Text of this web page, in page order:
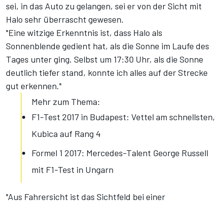
sei, in das Auto zu gelangen, sei er von der Sicht mit
Halo sehr überrascht gewesen.
"Eine witzige Erkenntnis ist, dass Halo als
Sonnenblende gedient hat, als die Sonne im Laufe des
Tages unter ging. Selbst um 17:30 Uhr, als die Sonne
deutlich tiefer stand, konnte ich alles auf der Strecke
gut erkennen."
Mehr zum Thema:
F1-Test 2017 in Budapest: Vettel am schnellsten,
Kubica auf Rang 4
Formel 1 2017: Mercedes-Talent George Russell
mit F1-Test in Ungarn
"Aus Fahrersicht ist das Sichtfeld bei einer